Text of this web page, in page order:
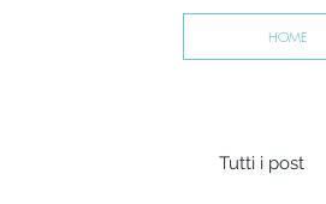
HOME
Tutti i post